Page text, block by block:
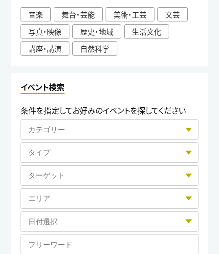
音楽 舞台・芸能 美術・工芸
文芸
写真・映像
歴史・地域
生活文化
講座・講演
自然科学
イベント検索
条件を指定してお好みのイベントを探してください